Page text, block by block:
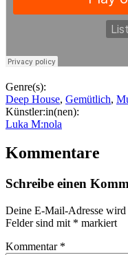
Genre(s):
Deep House, Gemütlich,
Künstler:in(nen):
Luka M:nola
Kommentare
Schreibe einen
Deine E-Mail-Adresse
Felder sind mit * markiert
Kommentar *